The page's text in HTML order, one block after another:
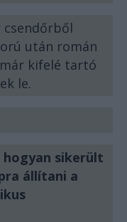
után román
kifelé tartó
le.
sikerült
állítani a